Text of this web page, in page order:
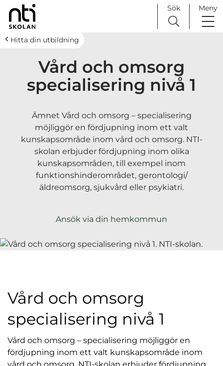
H
Huvudnavigation
Sök Meny
Hitta din utbildning
Vård och omsorg
specialisering nivå 1
Ämnet Vård och omsorg – specialisering
möjliggör en fördjupning inom ett valt
kunskapsområde inom vård och omsorg.NTI-
skolan erbjuder fördjupning inom olika
kunskapsområden, till exempel inom
funktionshinderområdet, gerontologi/
äldreomsorg, sjukvård eller psykiatri.
Ansök via din hemkommun
Vård och omsorg
specialisering nivå 1
Vård och omsorg – specialisering möjliggör en
fördjupning inom ett valt kunskapsområde inom